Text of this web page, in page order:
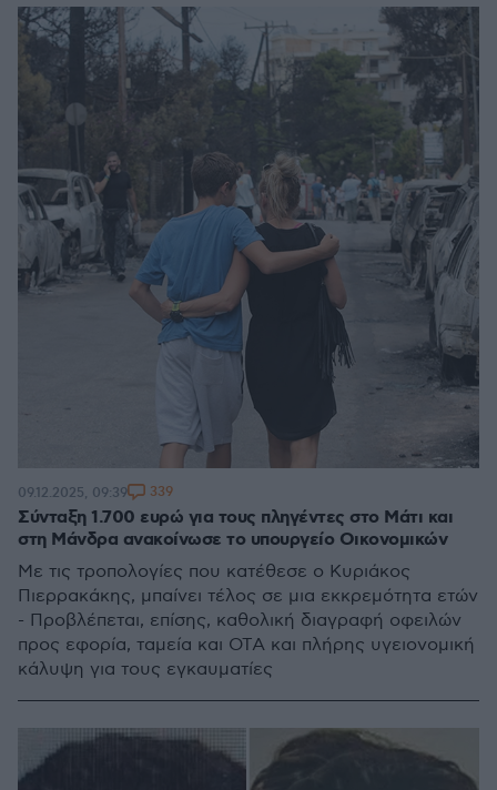
Σύνταξη 1.700 ευρώ για τους πληγέντες στο Μάτι και
στη Μάνδρα ανακοίνωσε το υπουργείο Οικονομικών
Με τις τροπολογίες που κατέθεσε ο Κυριάκος
Πιερρακάκης, μπαίνει τέλος σε μια εκκρεμότητα ετών
- Προβλέπεται, επίσης, καθολική διαγραφή οφειλών
προς εφορία, ταμεία και ΟΤΑ και πλήρης υγειονομική
κάλυψη για τους εγκαυματίες
09.12.2025, 09:39 339